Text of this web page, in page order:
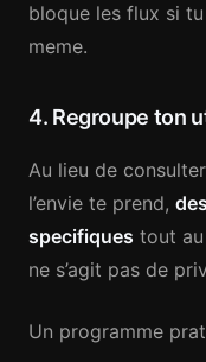
bloque les flux si
meme.
4. Regroupe ton
Au lieu de
l’envie te prend,
specifiques tout
ne s’agit pas de
Un programme